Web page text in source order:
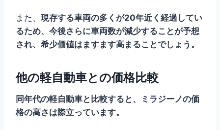
また、 現存する車両の多くが20年近く経過してい
るため、今後さらに車両数が減少することが予想
され、希少価値はますます高まることでしょう。
他の軽自動車との価格比較
同年代の軽自動車と比較すると、ミラジーノの価
格の高さは際立っています。